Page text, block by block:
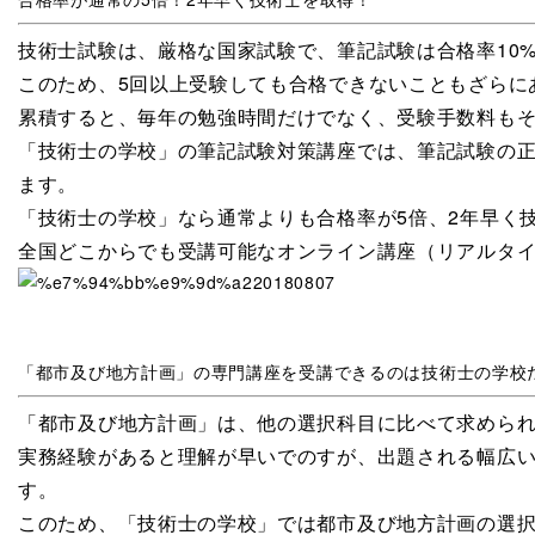
技術士試験は、厳格な国家試験で、筆記試験は合格率
このため、 5回以上受験しても合格できないこともざら
累積すると、毎年の勉強時間だけでなく、受験手数料も
「技術士の学校」の筆記試験対策講座では、筆記試験の
ます。
「技術士の学校」なら通常よりも合格率が5倍、2年早く
全国どこからでも受講可能なオンライン講座（リアルタイ
「都市及び地方計画」の専門講座を受講できるのは技術士の学校
「都市及び地方計画」は、他の選択科目に比べて求めら
実務経験があると理解が早いでのすが、 出題される幅広
す。
このため、「技術士の学校」では都市及び地方計画の選